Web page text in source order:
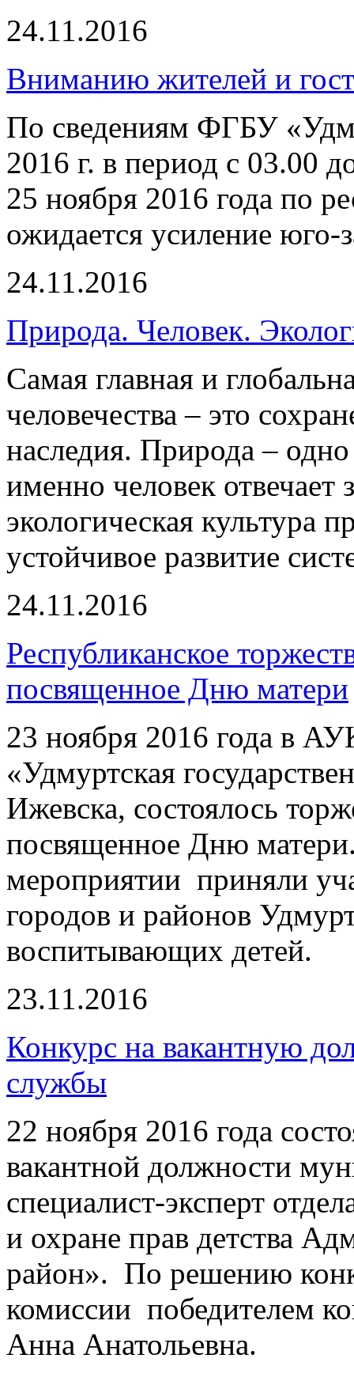
24.11.2016
Вниманию жителей и
По сведениям ФГБУ
2016 г. в период с 03.00
25 ноября 2016 года по
ожидается усиление юго-
24.11.2016
Природа. Человек.
Самая главная и
человечества – это
наследия. Природа –
именно человек отвечает
экологическая культура
устойчивое развитие
24.11.2016
Республиканское
посвященное Дню матери
23 ноября 2016 года в
«Удмуртская
Ижевска, состоялось
посвященное Дню
мероприятии приняли
городов и районов
воспитывающих детей.
23.11.2016
Конкурс на вакантную
службы
22 ноября 2016 года
вакантной должности
специалист-эксперт
и охране прав детства
район». По решению
комиссии победителем
Анна Анатольевна.